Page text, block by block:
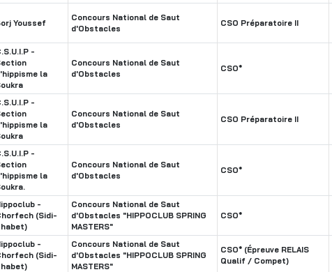
Youssef
Concours National de Saut
d'Obstacles
CSO Préparatoire II
-
la
Concours National de Saut
d'Obstacles
CSO*
-
la
Concours National de Saut
d'Obstacles
CSO Préparatoire II
-
la
Concours National de Saut
d'Obstacles
CSO*
-
(Sidi-
Concours National de Saut
d'Obstacles "HIPPOCLUB SPRING
MASTERS"
CSO*
-
(Sidi-
Concours National de Saut
d'Obstacles "HIPPOCLUB SPRING
MASTERS"
CSO* (Épreuve RELAIS
Qualif / Compet)